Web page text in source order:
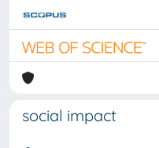
social impact